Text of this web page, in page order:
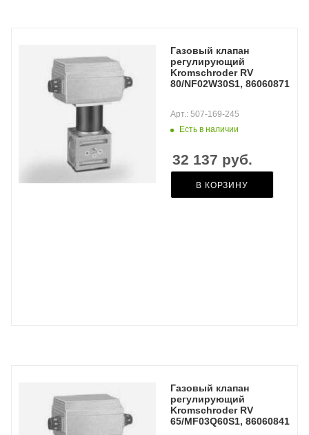
Газовый клапан
регулирующий
Kromschroder RV
80/NF02W30S1, 86060871
Есть в наличии
Арт.: 507-169-245
32 137 руб.
В КОРЗИНУ
Газовый клапан
регулирующий
Kromschroder RV
65/MF03Q60S1, 86060841